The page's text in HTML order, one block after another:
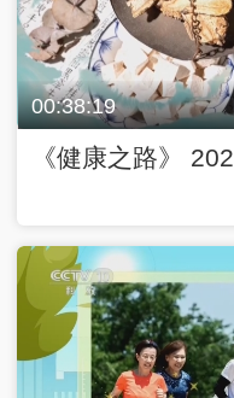
00:38:19
《健康之路》